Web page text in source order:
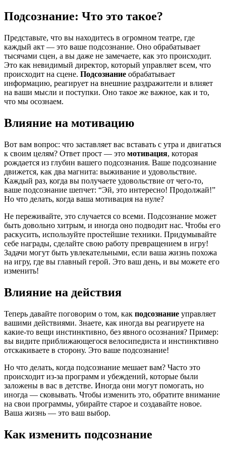
Подсознание: Что это такое?
Представьте, что вы находитесь в огромном театре, где
каждый акт — это ваше подсознание. Оно обрабатывает
тысячами сцен, а вы даже не замечаете, как это происходит.
Это как невидимый директор, который управляет всем, что
происходит на сцене. Подсознание обрабатывает
информацию, реагирует на внешние раздражители и влияет
на ваши мысли и поступки. Оно такое же важное, как и то,
что мы осознаем.
Влияние на мотивацию
Вот вам вопрос: что заставляет вас вставать с утра и двигаться
к своим целям? Ответ прост — это мотивация, которая
рождается из глубин вашего подсознания. Ваше подсознание
движется, как два магнита: выживание и удовольствие.
Каждый раз, когда вы получаете удовольствие от чего-то,
ваше подсознание шепчет: “Эй, это интересно! Продолжай!”
Но что делать, когда ваша мотивация на нуле?
Не переживайте, это случается со всеми. Подсознание может
быть довольно хитрым, и иногда оно подводит нас. Чтобы его
раскусить, используйте простейшие техники. Придумывайте
себе награды, сделайте свою работу превращением в игру!
Задачи могут быть увлекательными, если ваша жизнь похожа
на игру, где вы главный герой. Это ваш день, и вы можете его
изменить!
Влияние на действия
Теперь давайте поговорим о том, как подсознание управляет
вашими действиями. Знаете, как иногда вы реагируете на
какие-то вещи инстинктивно, без явного осознания? Пример:
вы видите приближающегося велосипедиста и инстинктивно
отскакиваете в сторону. Это ваше подсознание!
Но что делать, когда подсознание мешает вам? Часто это
происходит из-за программ и убеждений, которые были
заложены в вас в детстве. Иногда они могут помогать, но
иногда — сковывать. Чтобы изменить это, обратите внимание
на свои программы, убирайте старое и создавайте новое.
Ваша жизнь — это ваш выбор.
Как изменить подсознание